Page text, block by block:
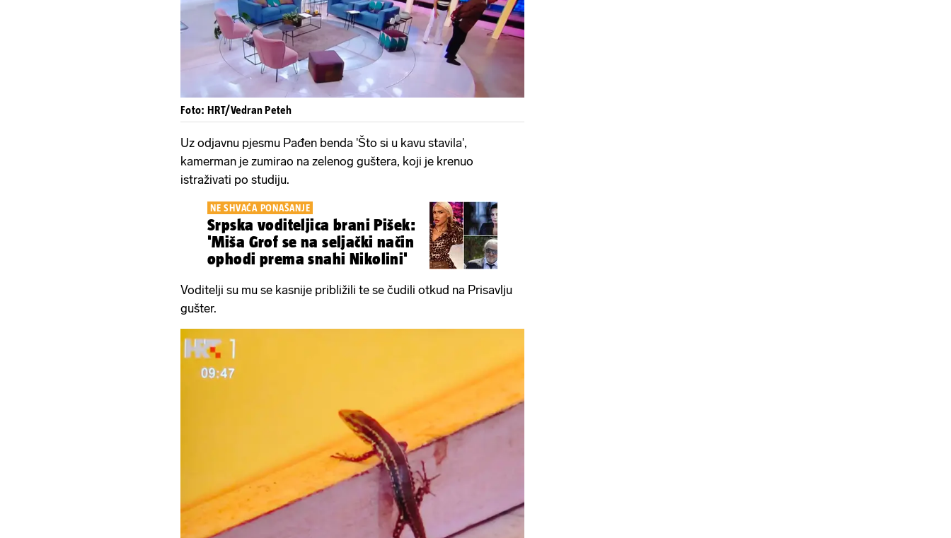
Foto: HRT/Vedran Peteh
Uz odjavnu pjesmu Pađen benda 'Što si u kavu stavila',
kamerman je zumirao na zelenog guštera, koji je krenuo
istraživati po studiju.
NE SHVAĆA PONAŠANJE
Srpska voditeljica brani Pišek:
'Miša Grof se na seljački način
ophodi prema snahi Nikolini'
Voditelji su mu se kasnije približili te se čudili otkud na Prisavlju
gušter.